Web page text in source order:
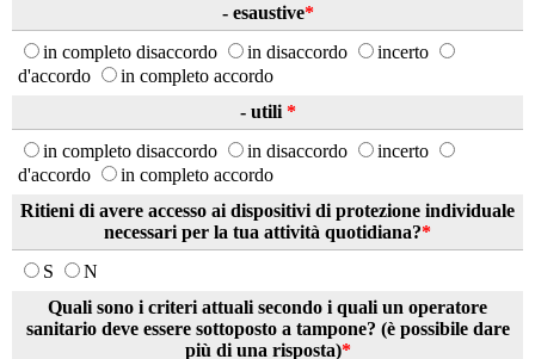
- esaustive*
in completo disaccordo
in disaccordo
incerto
d'accordo
in completo accordo
- utili *
in completo disaccordo
in disaccordo
incerto
d'accordo
in completo accordo
Ritieni di avere accesso ai dispositivi di protezione individuale
necessari per la tua attività quotidiana?*
S
N
Quali sono i criteri attuali secondo i quali un operatore
sanitario deve essere sottoposto a tampone? (è possibile dare
più di una risposta)*